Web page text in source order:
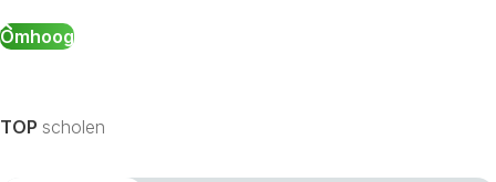
Omhoog
TOP scholen